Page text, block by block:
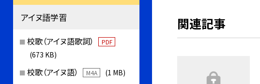
関連記事
アイヌ語学習
校歌（アイヌ語歌詞） PDF
(673 KB)
校歌（アイヌ語） M4A (1 MB)